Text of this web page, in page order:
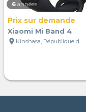
6 années
Prix sur demande
Xiaomi Mi Band 4
location_on
Kinshasa, République démocratique du Congo